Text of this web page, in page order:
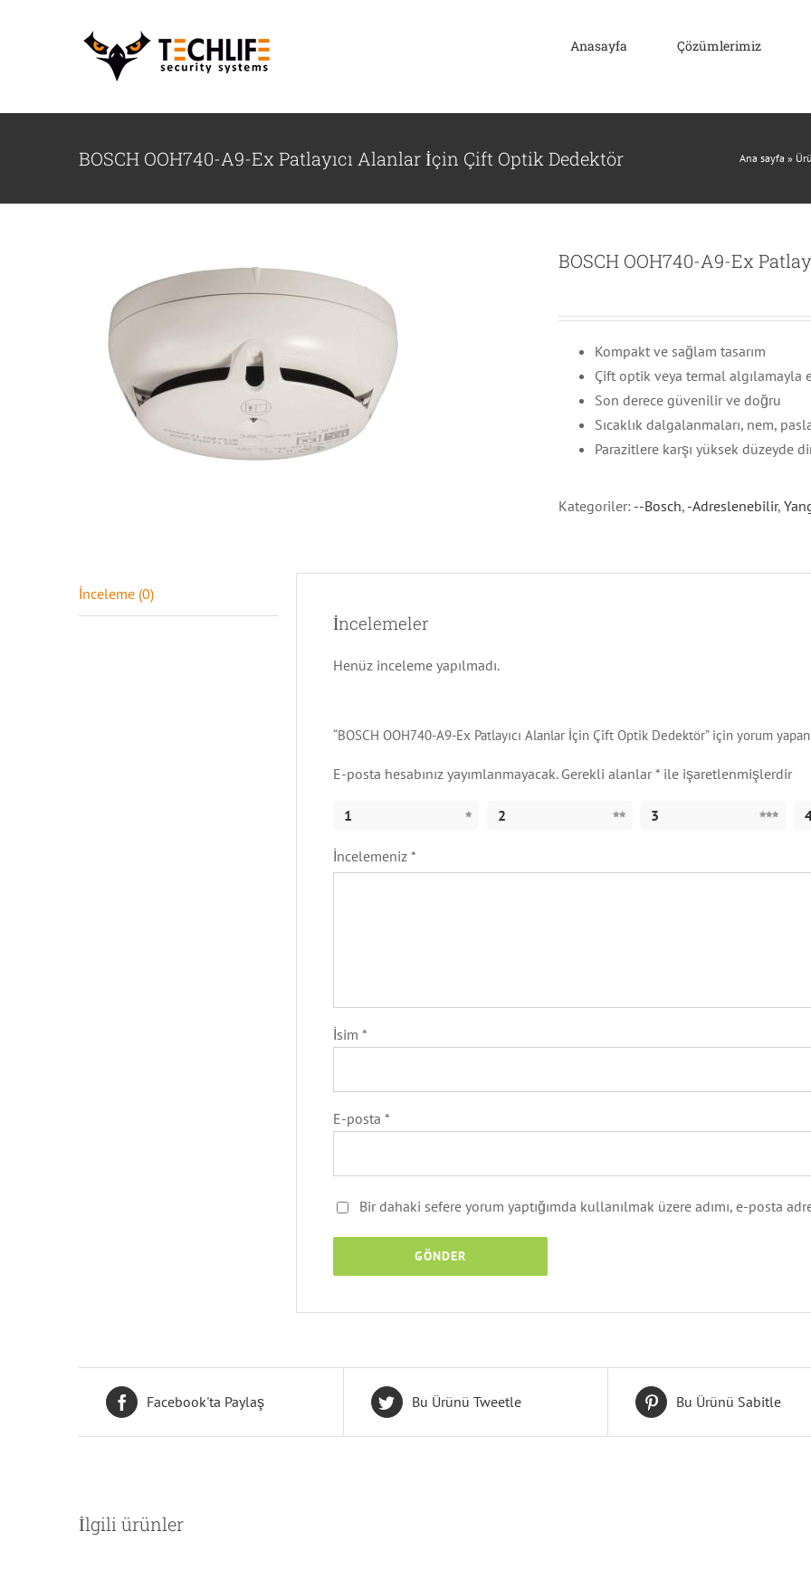
Anasayfa Çözümlerimiz
BOSCH OOH740-A9-Ex Patlayıcı Alanlar İçin Çift Optik Dedektör Ana sayfa »
BOSCH OOH740-A9-Ex
Kompakt ve sağlam tasarım
Çift optik veya termal algılamayla
Son derece güvenilir ve doğru
Sıcaklık dalgalanmaları, nem,
Parazitlere karşı yüksek düzeyde
Kategoriler: --Bosch, -Adreslenebilir,
İnceleme (0)
İncelemeler
Henüz inceleme yapılmadı.
“BOSCH OOH740-A9-Ex Patlayıcı Alanlar İçin Çift Optik Dedektör” için yorum
E-posta hesabınız yayımlanmayacak.Gerekli alanlar * ile işaretlenmişlerdir
1 2 3
İncelemeniz *
İsim *
E-posta *
Bir dahaki sefere yorum yaptığımda kullanılmak üzere adımı, e-posta
Facebook'ta Paylaş Bu Ürünü Tweetle Bu Ürünü Sabitle
İlgili ürünler